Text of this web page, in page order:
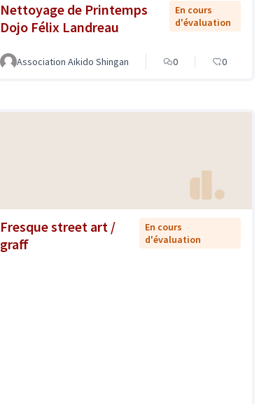
Nettoyage de Printemps
Dojo Félix Landreau
En cours
d'évaluation
Association Aikido Shingan 0 0
Fresque street art /
graff
En cours
d'évaluation